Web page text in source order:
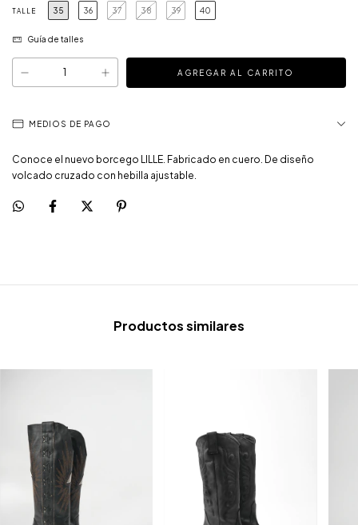
TALLE 35 36 37 38 39 40
Guía de talles
MEDIOS DE PAGO
Conoce el nuevo borcego LILLE. Fabricado en cuero. De diseño
volcado cruzado con hebilla ajustable.
Productos similares